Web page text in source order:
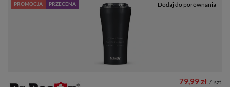
PROMOCJA PRZECENA
79,99 zł / szt.
+ Dodaj do porównania